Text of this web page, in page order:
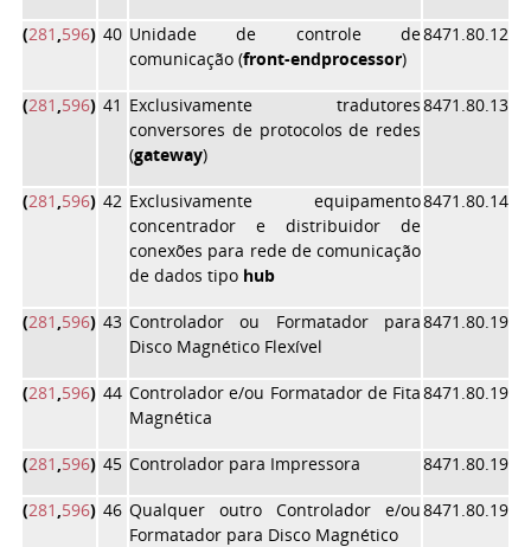
(281 ,596) 40 Unidade de controle de
comunicação (front-endprocessor)
8471.80.12
(281 ,596) 41 Exclusivamente tradutores
conversores de protocolos de redes
(gateway)
8471.80.13
(281 ,596) 42 Exclusivamente equipamento
concentrador e distribuidor de
conexões para rede de comunicação
de dados tipo hub
8471.80.14
(281 ,596) 43 Controlador ou Formatador para
Disco Magnético Flexível
8471.80.19
(281 ,596) 44 Controlador e/ou Formatador de Fita
Magnética
8471.80.19
(281 ,596) 45 Controlador para Impressora 8471.80.19
(281 ,596) 46 Qualquer outro Controlador e/ou
Formatador para Disco Magnético
8471.80.19